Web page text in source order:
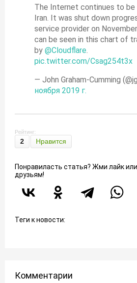
The Internet continues to be
Iran. It was shut down
service provider on
can be seen in this chart of
by @Cloudflare.
pic.twitter.com/Csag254t3x
— John Graham-Cumming
ноября 2019 г.
Рейтинг:
2 Нравится
Понравиласть статья? Жми лайк
друзьям!
Теги к новости:
Комментарии